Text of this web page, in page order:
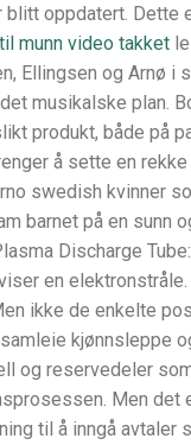
blitt oppdatert. Dette
munn video takket
Ellingsen og Arnø i
musikalske plan.
produkt, både på
å sette en
swedish kvinner
barnet på en sunn
Discharge
en
ikke de enkelte
kjønnsleppe
og reservedeler
Men det
til å inngå avtaler